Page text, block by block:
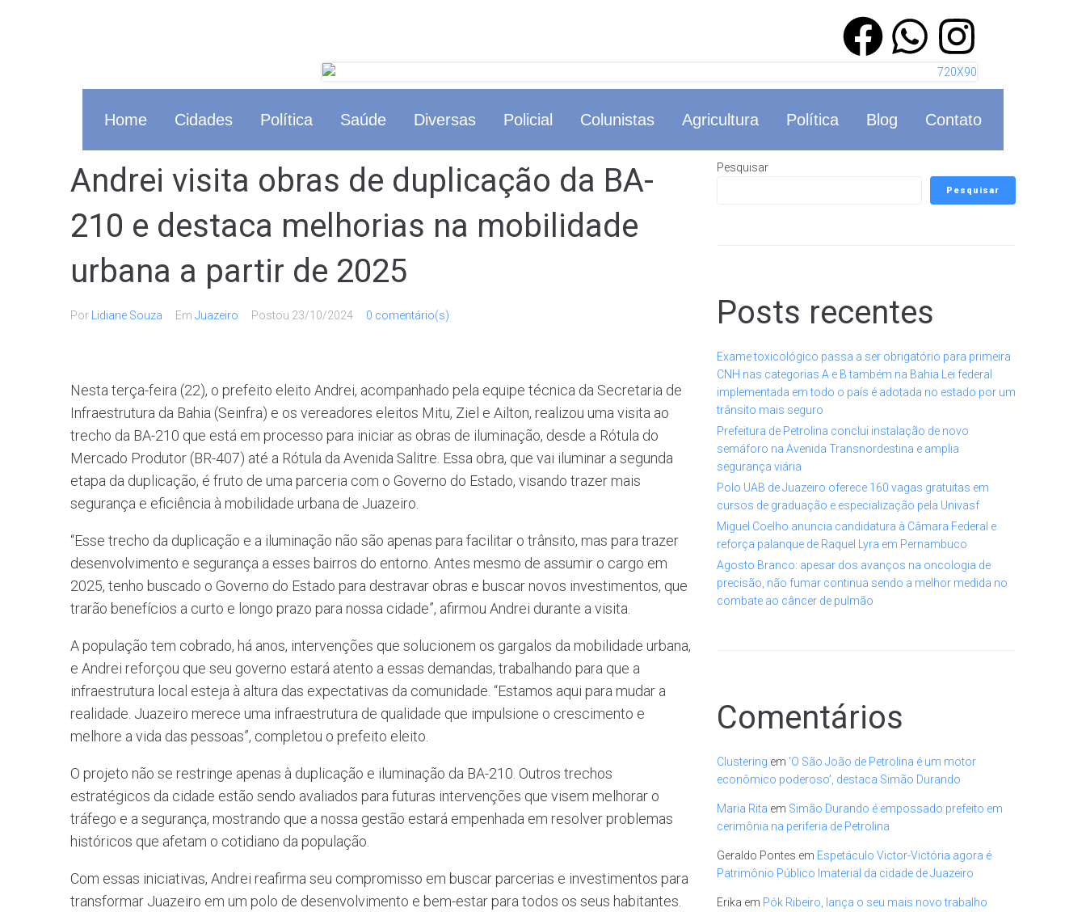
Home Cidades Política Saúde Diversas Policial Colunistas Agricultura Política Blog Contato
Andrei visita obras de duplicação da BA-
210 e destaca melhorias na mobilidade
urbana a partir de 2025
Por Lidiane Souza Em Juazeiro Postou 23/10/2024 0 comentário(s)
Nesta terça-feira (22), o prefeito eleito Andrei, acompanhado pela equipe técnica da Secretaria de
Infraestrutura da Bahia (Seinfra) e os vereadores eleitos Mitu, Ziel e Ailton, realizou uma visita ao
trecho da BA-210 que está em processo para iniciar as obras de iluminação, desde a Rótula do
Mercado Produtor (BR-407) até a Rótula da Avenida Salitre. Essa obra, que vai iluminar a segunda
etapa da duplicação, é fruto de uma parceria com o Governo do Estado, visando trazer mais
segurança e eficiência à mobilidade urbana de Juazeiro.
“Esse trecho da duplicação e a iluminação não são apenas para facilitar o trânsito, mas para trazer
desenvolvimento e segurança a esses bairros do entorno. Antes mesmo de assumir o cargo em
2025, tenho buscado o Governo do Estado para destravar obras e buscar novos investimentos, que
trarão benefícios a curto e longo prazo para nossa cidade”, afirmou Andrei durante a visita.
A população tem cobrado, há anos, intervenções que solucionem os gargalos da mobilidade urbana,
e Andrei reforçou que seu governo estará atento a essas demandas, trabalhando para que a
infraestrutura local esteja à altura das expectativas da comunidade. “Estamos aqui para mudar a
realidade. Juazeiro merece uma infraestrutura de qualidade que impulsione o crescimento e
melhore a vida das pessoas”, completou o prefeito eleito.
O projeto não se restringe apenas à duplicação e iluminação da BA-210. Outros trechos
estratégicos da cidade estão sendo avaliados para futuras intervenções que visem melhorar o
tráfego e a segurança, mostrando que a nossa gestão estará empenhada em resolver problemas
históricos que afetam o cotidiano da população.
Com essas iniciativas, Andrei reafirma seu compromisso em buscar parcerias e investimentos para
transformar Juazeiro em um polo de desenvolvimento e bem-estar para todos os seus habitantes.
Pesquisar
Pesquisar
Posts recentes
Exame toxicológico passa a ser obrigatório para primeira
CNH nas categorias A e B também na Bahia Lei federal
implementada em todo o país é adotada no estado por um
trânsito mais seguro
Prefeitura de Petrolina conclui instalação de novo
semáforo na Avenida Transnordestina e amplia
segurança viária
Polo UAB de Juazeiro oferece 160 vagas gratuitas em
cursos de graduação e especialização pela Univasf
Miguel Coelho anuncia candidatura à Câmara Federal e
reforça palanque de Raquel Lyra em Pernambuco
Agosto Branco: apesar dos avanços na oncologia de
precisão, não fumar continua sendo a melhor medida no
combate ao câncer de pulmão
Comentários
Clustering em ‘O São João de Petrolina é um motor
econômico poderoso’, destaca Simão Durando
Maria Rita em Simão Durando é empossado prefeito em
cerimônia na periferia de Petrolina
Geraldo Pontes em Espetáculo Victor-Victória agora é
Patrimônio Público Imaterial da cidade de Juazeiro
Erika em Pók Ribeiro, lança o seu mais novo trabalho